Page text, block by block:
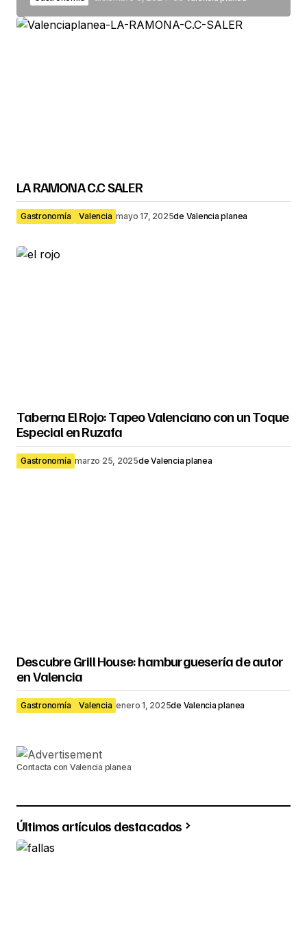
LA RAMONA C.C SALER
Gastronomía Valencia mayo 17, 2025de Valencia planea
Taberna El Rojo: Tapeo Valenciano con un Toque
Especial en Ruzafa
Gastronomía marzo 25, 2025de Valencia planea
Descubre Grill House: hamburguesería de autor
en Valencia
Gastronomía Valencia enero 1, 2025de Valencia planea
Contacta con Valencia planea
Últimos artículos destacados